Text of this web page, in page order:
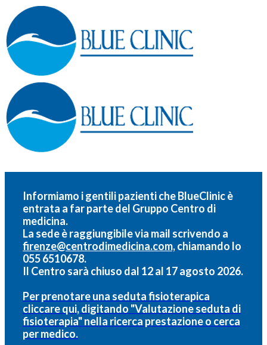
Informiamo i gentili pazienti che BlueClinic è
entrata a far parte del Gruppo Centro di
medicina.
La sede è raggiungibile via mail scrivendo a
firenze@centrodimedicina.com,chiamando lo
055 6510678.
Il Centro sarà chiuso dal 12 al 17 agosto 2026.
Per prenotare una seduta fisioterapica
cliccare qui, digitando "Valutazione seduta di
fisioterapia" nella ricerca prestazione o cerca
per medico.